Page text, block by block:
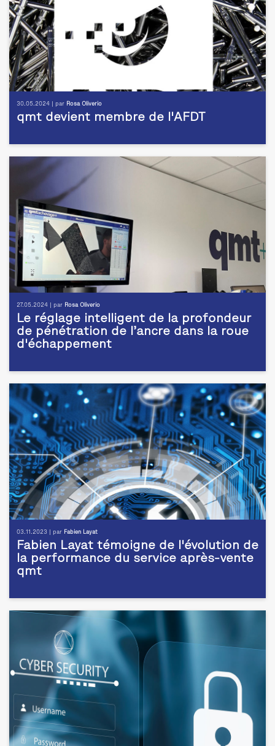
30.05.2024 | par Rosa Oliverio
qmt devient membre de l'AFDT
27.05.2024 | par Rosa Oliverio
Le réglage intelligent de la profondeur
de pénétration de l’ancre dans la roue
d'échappement
03.11.2023 | par Fabien Layat
Fabien Layat témoigne de l'évolution de
la performance du service après-vente
qmt